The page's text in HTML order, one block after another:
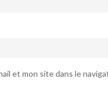
et mon site dans le